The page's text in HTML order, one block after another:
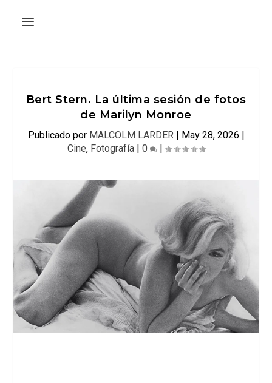
Bert Stern. La última sesión de fotos
de Marilyn Monroe
Publicado por MALCOLM LARDER| May 28, 2026 |
Cine, Fotografía| 0 |